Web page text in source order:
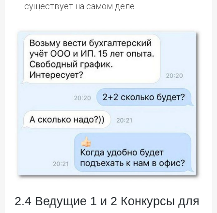
существует на самом деле…
2.4 Ведущие 1 и 2 Конкурсы для